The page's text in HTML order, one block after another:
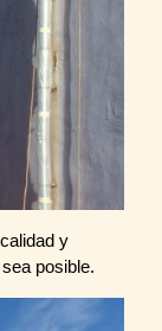
y
posible.